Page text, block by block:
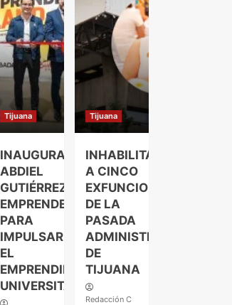
Tijuana
INAUGURA
ABDIEL
GUTIÉRREZ
EMPRENDELAND
PARA
IMPULSAR
EL
EMPRENDIMIENTO
UNIVERSITARIO
Tijuana
INHABILITAN
A CINCO
EXFUNCIONARIOS
DE LA
PASADA
ADMINISTRACIÓN
DE
TIJUANA
Redacción C